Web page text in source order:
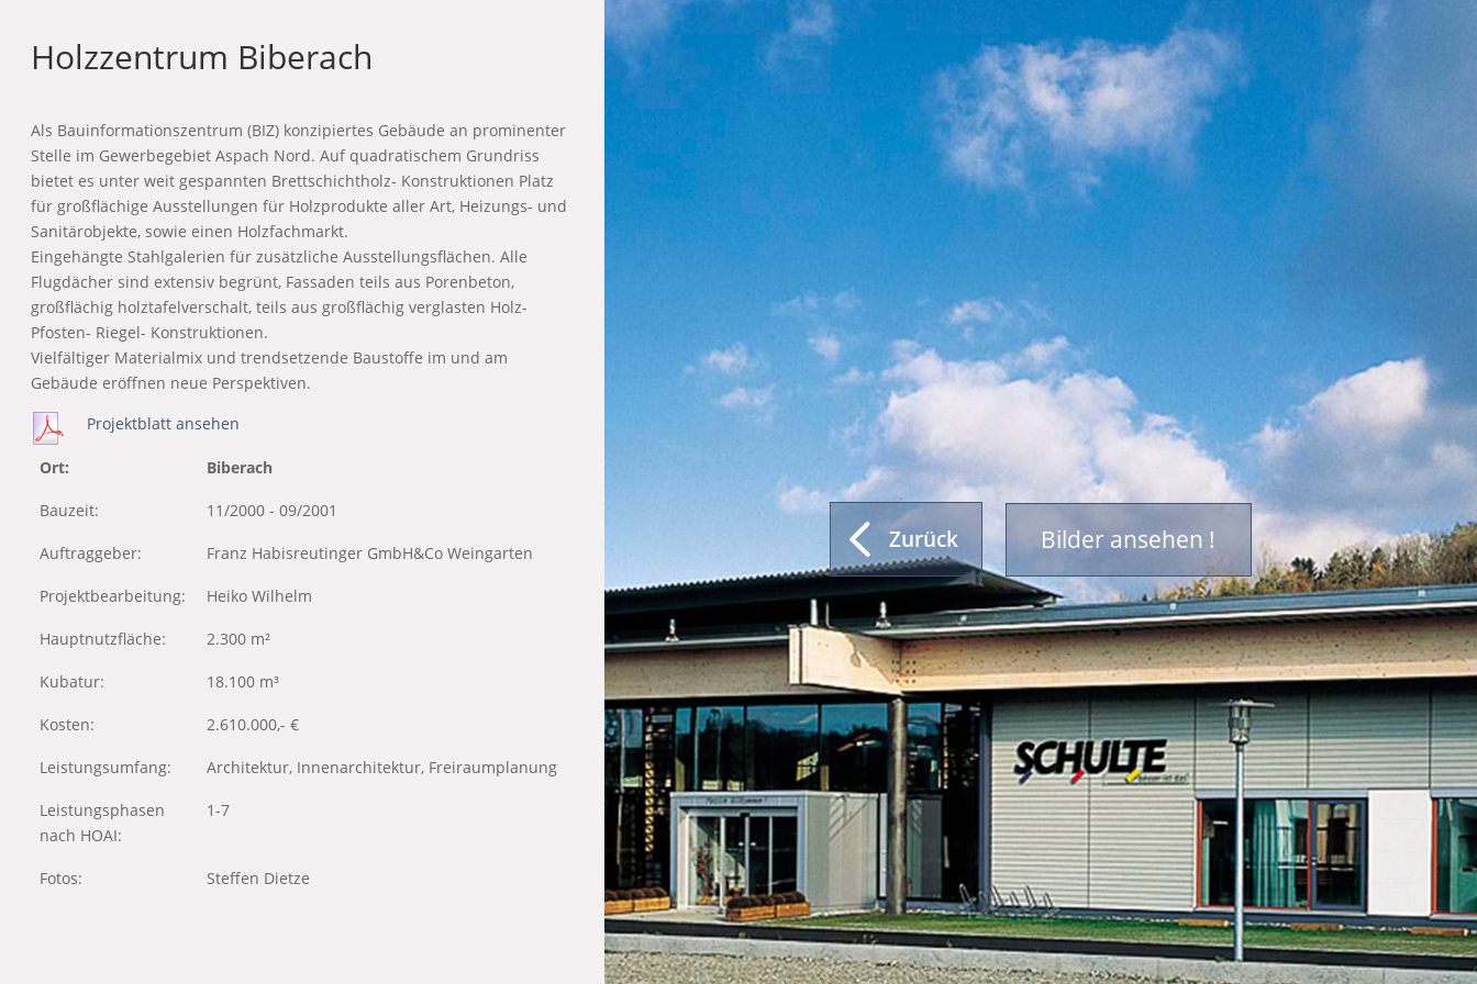
Holzzentrum Biberach
Als Bauinformationszentrum (BIZ) konzipiertes Gebäude an prominenter
Stelle im Gewerbegebiet Aspach Nord. Auf quadratischem Grundriss
bietet es unter weit gespannten Brettschichtholz- Konstruktionen Platz
für großflächige Ausstellungen für Holzprodukte aller Art, Heizungs- und
Sanitärobjekte, sowie einen Holzfachmarkt.
Eingehängte Stahlgalerien für zusätzliche Ausstellungsflächen. Alle
Flugdächer sind extensiv begrünt, Fassaden teils aus Porenbeton,
großflächig holztafelverschalt, teils aus großflächig verglasten Holz-
Pfosten- Riegel- Konstruktionen.
Vielfältiger Materialmix und trendsetzende Baustoffe im und am
Gebäude eröffnen neue Perspektiven.
Projektblatt ansehen
Ort: Biberach
Bauzeit: 11/2000 - 09/2001
Auftraggeber: Franz Habisreutinger GmbH&Co Weingarten
Projektbearbeitung: Heiko Wilhelm
Hauptnutzfläche: 2.300 m²
Kubatur: 18.100 m³
Kosten: 2.610.000,- €
Leistungsumfang: Architektur, Innenarchitektur, Freiraumplanung
Leistungsphasen
nach HOAI:
1-7
Fotos: Steffen Dietze
Zurück Bilder ansehen !